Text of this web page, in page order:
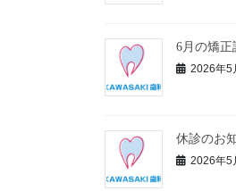
6月の矯正
2026年5
休診のお
2026年5